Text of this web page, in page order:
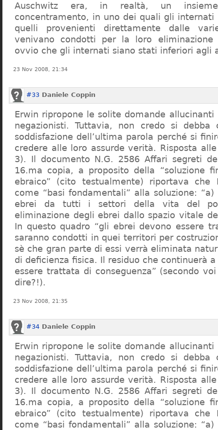
Auschwitz era, in realtà, un
concentramento, in uno dei quali gli
quelli provenienti direttamente dalle
venivano condotti per la loro eliminazione
ovvio che gli internati siano stati inferiori agli
23 Nov 2008, 21:34
#33 Daniele Coppin
Erwin ripropone le solite domande
negazionisti. Tuttavia, non credo si debba
soddisfazione dell’ultima parola perché si
credere alle loro assurde verità. Risposta
3). Il documento N.G. 2586 Affari segreti
16.ma copia, a proposito della “soluzione
ebraico” (cito testualmente) riportava che
come “basi fondamentali” alla soluzione:
ebrei da tutti i settori della vita del
eliminazione degli ebrei dallo spazio vitale
In questo quadro “gli ebrei devono essere
saranno condotti in quei territori per
sè che gran parte di essi verrà eliminata
di deficienza fisica. Il residuo che continuerà
essere trattata di conseguenza” (secondo
dire?!).
23 Nov 2008, 21:35
#34 Daniele Coppin
Erwin ripropone le solite domande
negazionisti. Tuttavia, non credo si debba
soddisfazione dell’ultima parola perché si
credere alle loro assurde verità. Risposta
3). Il documento N.G. 2586 Affari segreti
16.ma copia, a proposito della “soluzione
ebraico” (cito testualmente) riportava che
come “basi fondamentali” alla soluzione: